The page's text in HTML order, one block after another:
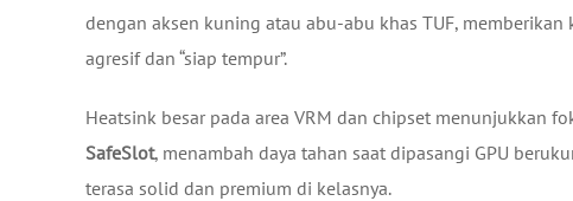
dengan aksen kuning atau abu-abu khas TUF,
agresif dan “siap tempur”.
Heatsink besar pada area VRM dan chipset menunjukkan
SafeSlot, menambah daya tahan saat dipasangi GPU
terasa solid dan premium di kelasnya.